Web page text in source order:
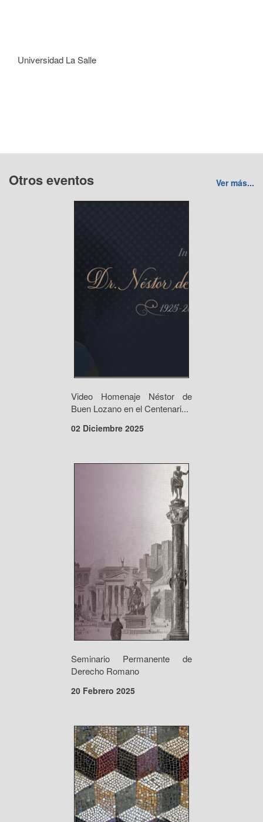
Universidad La Salle
Otros eventos Ver más...
Video Homenaje Néstor de
Buen Lozano en el Centenari...
02 Diciembre 2025
Seminario Permanente de
Derecho Romano
20 Febrero 2025